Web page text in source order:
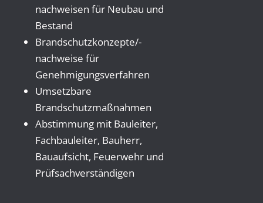
nachweisen für Neubau und
Bestand
Brandschutzkonzepte/-
nachweise für
Genehmigungsverfahren
Umsetzbare
Brandschutzmaßnahmen
Abstimmung mit Bauleiter,
Fachbauleiter, Bauherr,
Bauaufsicht, Feuerwehr und
Prüfsachverständigen